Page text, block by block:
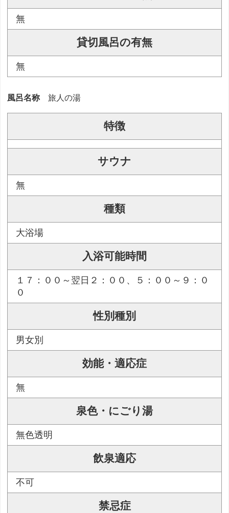
無
貸切風呂の有無
無
風呂名称 旅人の湯
特徴
サウナ
無
種類
大浴場
入浴可能時間
１７：００～翌日２：００、５：００～９：０
０
性別種別
男女別
効能・適応症
無
泉色・にごり湯
無色透明
飲泉適応
不可
禁忌症